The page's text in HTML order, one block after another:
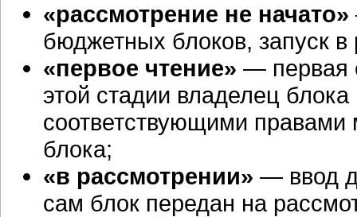
«рассмотрение не начато»
бюджетных блоков, запуск
«первое чтение» — первая
этой стадии владелец
соответствующими
блока;
«в рассмотрении» — ввод
сам блок передан на